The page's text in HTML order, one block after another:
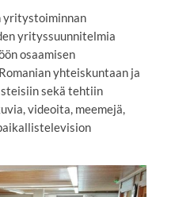
yritystoiminnan
yrityssuunnitelmia
osaamisen
yhteiskuntaan ja
sekä tehtiin
videoita, meemejä,